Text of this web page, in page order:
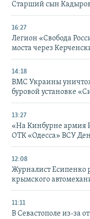
Старший сын
16:27
Легион «Свобода
моста через
14:18
ВМС Украины
буровой установке
13:27
«На Кинбурне армия
ОТК «Одесса» ВСУ
12:08
Журналист Есипенко
крымского
11:11
В Севастополе из-за